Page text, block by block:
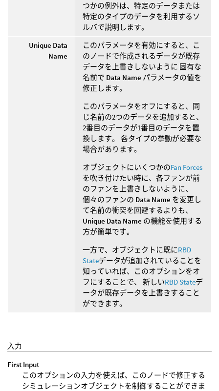
つかの例外は、特定のデータまたは
特定のタイプのデータを利用するソ
ルバで説明します。
Unique Data
Name
このパラメータを有効にすると、こ
のノードで作成されるデータが既存
データを上書きしないように 固有な
名前で Data Name パラメータの値を
修正します。
このパラメータをオフにすると、同
じ名前の2つのデータを追加すると、
2番目のデータが1番目のデータを置
換します。 各タイプの挙動が必要な
場合があります。
オブジェクトにいくつかのFan Forces
を吹き付けたい時に、各ファンが前
のファンを上書きしないように、
個々のファンの Data Name を変更し
て名前の衝突を回避するよりも、
Unique Data Name の機能を使用する
方が簡単です。
一方で、オブジェクトに既にRBD
Stateデータが追加されていることを
知っていれば、このオプションをオ
フにすることで、 新しいRBD Stateデ
ータが既存データを上書きすること
ができます。
入力
First Input
このオプションの入力を使えば、このノードで修正する
シミュレーションオブジェクトを制御することができま